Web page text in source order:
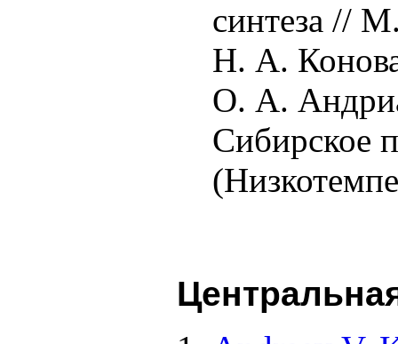
синтеза //
Н. А.
О. А.
Сибирское